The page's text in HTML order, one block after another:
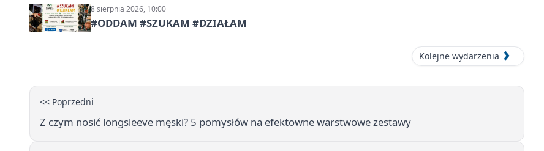
8 sierpnia 2026, 10:00
#ODDAM #SZUKAM #DZIAŁAM
Kolejne wydarzenia
<< Poprzedni
Z czym nosić longsleeve męski? 5 pomysłów na efektowne warstwowe zestawy